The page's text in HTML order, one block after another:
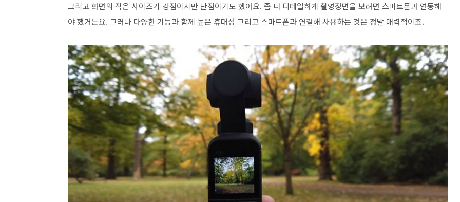
그리고 화면의 작은 사이즈가 강점이지만 단점이기도 했어요. 좀 더 디테일하게 촬영장면을 보려면 스마트폰과 연동해
야 했거든요. 그러나 다양한 기능과 함께 높은 휴대성 그리고 스마트폰과 연결해 사용하는 것은 정말 매력적이죠.